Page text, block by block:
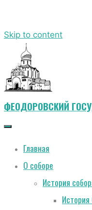
Skip to content
ФЕОДОРОВСКИЙ
Главная
О соборе
История